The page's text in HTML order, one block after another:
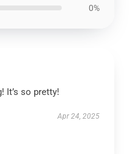
0%
It’s so pretty!
Apr 24, 2025